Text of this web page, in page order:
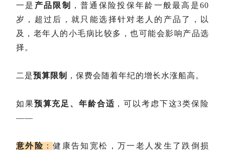
一是 产品限制
，普通保险投保年龄一般最高是60
岁，超过后，就只能选择针对老人的产品了，以
及，老年人的小毛病比较多，也可能会影响产品选
择。
二是预算限制 ，保费会随着年纪的增长水涨船高。
如果预算充足、年龄合适 ，可以考虑下这3类保险
——
意外险 ：健康告知宽松，万一老人发生了跌倒损